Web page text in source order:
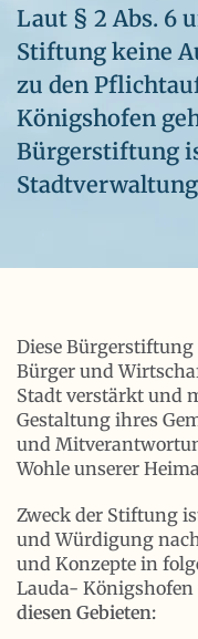
Laut § 2 Abs. 6
Stiftung keine
zu den
Königshofen
Bürgerstiftung
Diese Bürgerstiftung
Bürger und
Stadt verstärkt und
Gestaltung ihres
und
Wohle unserer
Zweck der Stiftung
und Würdigung
und Konzepte in
Lauda- Königshofen
diesen Gebieten: